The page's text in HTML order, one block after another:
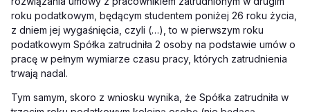
roku podatkowym, będącym studentem poniżej 26 roku życia,
z dniem jej wygaśnięcia, czyli (…), to w pierwszym roku
podatkowym Spółka zatrudniła 2 osoby na podstawie umów o
pracę w pełnym wymiarze czasu pracy, których zatrudnienia
trwają nadal.
Tym samym, skoro z wniosku wynika, że Spółka zatrudniła w